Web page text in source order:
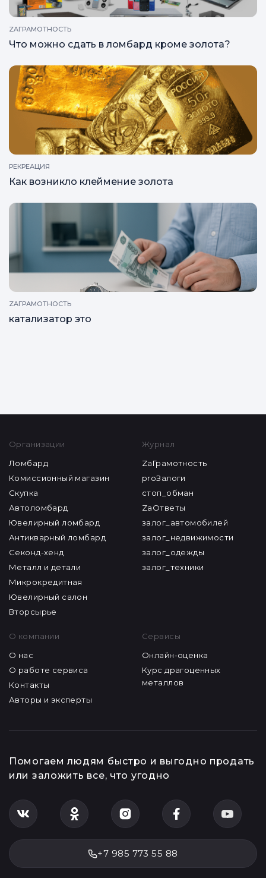
ZAГРАМОТНОСТЬ
Что можно сдать в ломбард кроме золота?
РЕКРЕАЦИЯ
Как возникло клеймение золота
ZAГРАМОТНОСТЬ
катализатор это
Организации
Ломбард
Комиссионный магазин
Скупка
Автоломбард
Ювелирный ломбард
Антикварный ломбард
Секонд-хенд
Металл и детали
Микрокредитная
Ювелирный салон
Вторсырье
Журнал
ZaГрамотность
proЗалоги
стоп_обман
ZaОтветы
залог_автомобилей
залог_недвижимости
залог_одежды
залог_техники
О компании
О нас
О работе сервиса
Контакты
Авторы и эксперты
Сервисы
Онлайн-оценка
Курс драгоценных
металлов
Помогаем людям быстро и выгодно продать
или заложить все, что угодно
+7 985 773 55 88